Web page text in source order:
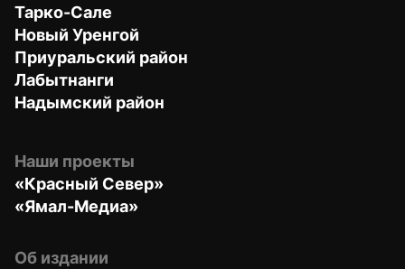
Тарко-Сале
Новый Уренгой
Приуральский район
Лабытнанги
Надымский район
Наши проекты
«Красный Север»
«Ямал-Медиа»
Об издании